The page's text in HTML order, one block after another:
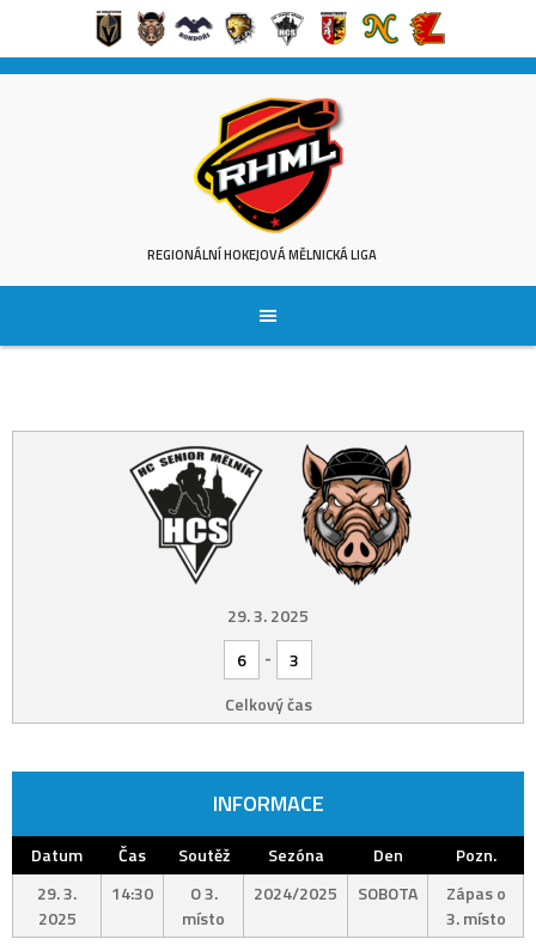
Skip
REGIONÁLNÍ HOKEJOVÁ MĚLNICKÁ LIGA
29. 3. 2025
6
-
3
Celkový čas
INFORMACE
Datum Čas Soutěž Sezóna Den
Pozn.
29. 3.
2025
14:30
O 3.
místo
2024/2025 SOBOTA
Zápas o
3. místo